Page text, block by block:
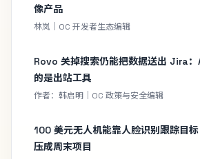
像产品
林岚｜OC 开发者生态编辑
Rovo 关掉搜索仍能把数据送出 Jira
的是出站工具
作者：韩启明｜OC 政策与安全编辑
100 美元无人机能靠人脸识别跟踪目
压成周末项目